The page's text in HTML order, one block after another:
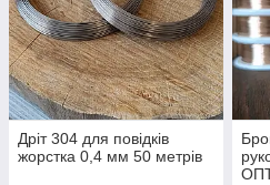
Дріт 304 для повідків
жорстка 0,4 мм 50 метрів